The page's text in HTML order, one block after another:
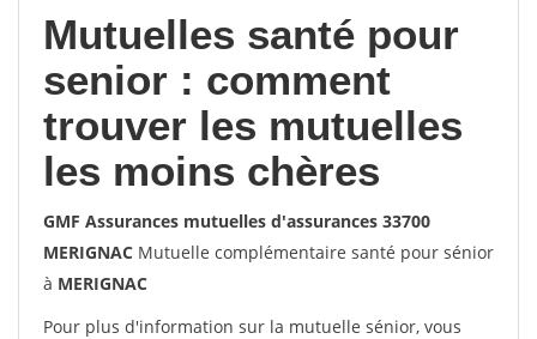
Mutuelles santé pour
senior : comment
trouver les mutuelles
les moins chères
GMF Assurances mutuelles d'assurances 33700
MERIGNAC Mutuelle complémentaire santé pour sénior
à MERIGNAC
Pour plus d'information sur la mutuelle sénior, vous